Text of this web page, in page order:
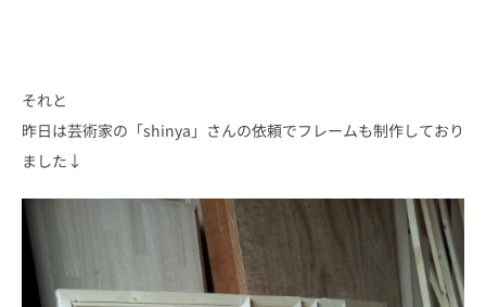
それと
昨日は芸術家の「shinya」さんの依頼でフレームも制作しており
ました↓